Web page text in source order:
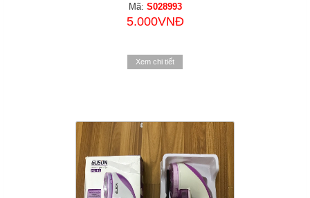
Mã: S028993
5.000VNĐ
Xem chi tiết